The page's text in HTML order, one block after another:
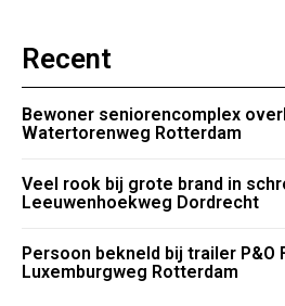
Recent
Bewoner seniorencomplex
Watertorenweg Rotterdam
Veel rook bij grote brand in
Leeuwenhoekweg Dordrecht
Persoon bekneld bij trailer P&O
Luxemburgweg Rotterdam